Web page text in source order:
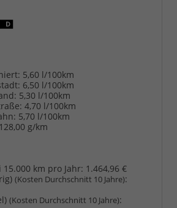
5,60 l/100km
6,50 l/100km
5,30 l/100km
4,70 l/100km
5,70 l/100km
128,00 g/km
km pro Jahr: 1.464,96 €
(Kosten Durchschnitt 10 Jahre):
(Kosten Durchschnitt 10 Jahre):